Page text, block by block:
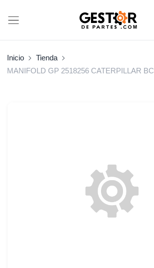
Inicio
Tienda
MANIFOLD GP 2518256 CATERPILLAR BC